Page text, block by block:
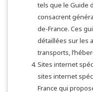
tels que le Guide
consacrent
de-France. Ces
détaillées sur les
transports,
Sites internet
sites internet
France qui